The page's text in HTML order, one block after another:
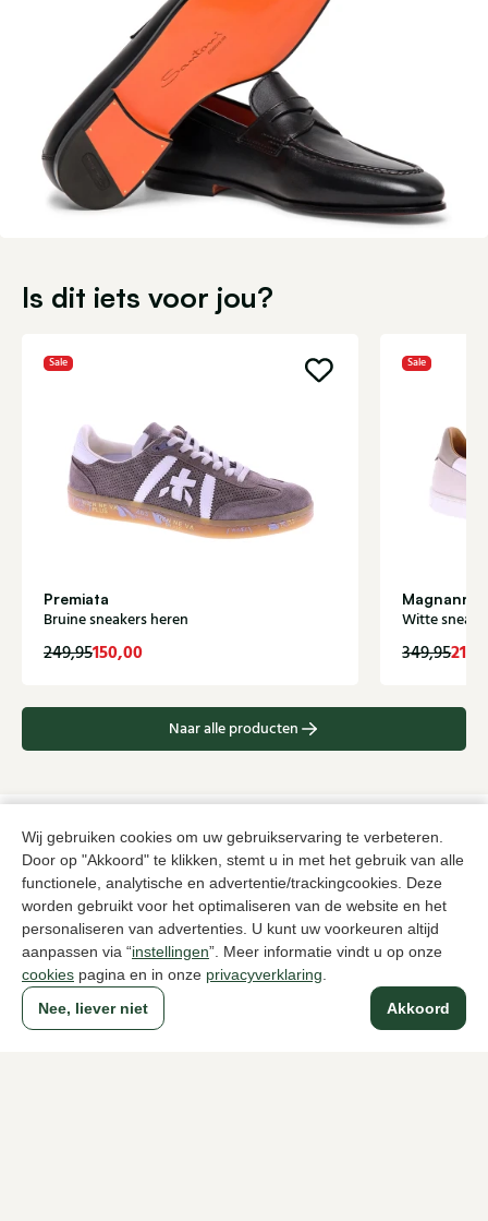
Wij gebruiken cookies om uw gebruikservaring te verbeteren.
Door op "Akkoord" te klikken, stemt u in met het gebruik van alle
functionele, analytische en advertentie/trackingcookies. Deze
worden gebruikt voor het optimaliseren van de website en het
personaliseren van advertenties. U kunt uw voorkeuren altijd
aanpassen via “instellingen”. Meer informatie vindt u op onze
cookies pagina en in onze privacyverklaring
Akkoord
Nee, liever niet
Is dit iets voor jou?
Sale
Premiata
Bruine sneakers heren
249,95150,00
Sale
Magnanni
Witte
349,95
Naar alle producten
Sinds 1983 een begrip in Den Haag
Voor dames Voor heren
Over Klijsen
Over ons
Klantenservice